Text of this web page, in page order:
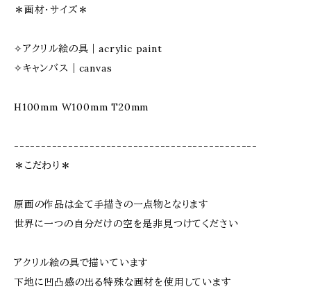
＊画材・サイズ＊
✧アクリル絵の具｜acrylic paint
✧キャンバス｜canvas
H100mm W100mm T20mm
---------------------------------------------
＊こだわり＊
原画の作品は全て手描きの一点物となります
世界に一つの自分だけの空を是非見つけてください
アクリル絵の具で描いています
下地に凹凸感の出る特殊な画材を使用しています